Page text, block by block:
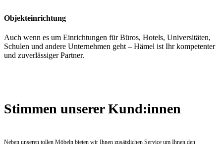
Objekteinrichtung
Auch wenn es um Einrichtungen für Büros, Hotels, Universitäten,
Schulen und andere Unternehmen geht – Hämel ist Ihr kompetenter
und zuverlässiger Partner.
Stimmen unserer Kund:innen
Neben unseren tollen Möbeln bieten wir Ihnen zusätzlichen Service um Ihnen den